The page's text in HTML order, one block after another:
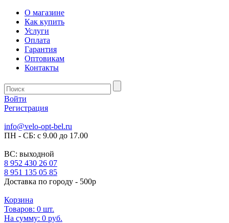
О магазине
Как купить
Услуги
Оплата
Гарантия
Оптовикам
Контакты
Войти
Регистрация
info@velo-opt-bel.ru
ПН - СБ: с 9.00 до 17.00
ВС: выходной
8 952 430 26 07
8 951 135 05 85
Доставка по городу - 500р
Корзина
Товаров: 0 шт.
На сумму: 0 руб.